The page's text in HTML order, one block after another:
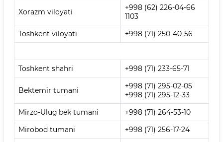
Xorazm viloyati
+998 (62) 226-04-66
1103
Toshkent viloyati
+998 (71) 250-40-56
Toshkent shahri +998 (71) 233-65-71
Bektemir tumani
+998 (71) 295-02-05
+998 (71) 295-12-33
Mirzo-Ulug'bek tumani
+998 (71) 264-53-10
Mirobod tumani
+998 (71) 256-17-24